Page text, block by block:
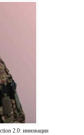
2.0: инновации